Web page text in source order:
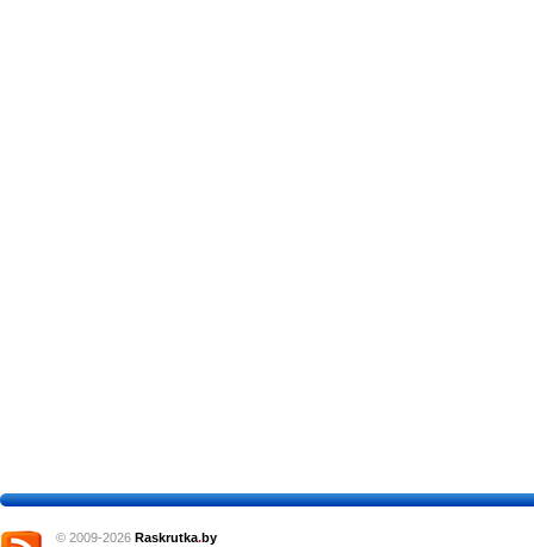
© 2009-2026 Raskrutka.by